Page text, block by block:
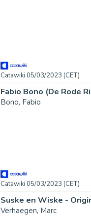
Catawiki 05/03/2023 (CET)
Bono, Fabio
Catawiki 05/03/2023 (CET)
Verhaegen, Marc